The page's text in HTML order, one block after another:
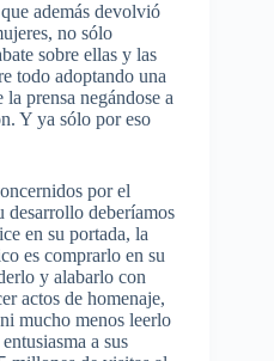
además devolvió
no sólo
sobre ellas y las
todo adoptando una
prensa negándose a
Y ya sólo por eso
por el
deberíamos
en su portada, la
es comprarlo en su
y alabarlo con
actos de homenaje,
mucho menos leerlo
a sus